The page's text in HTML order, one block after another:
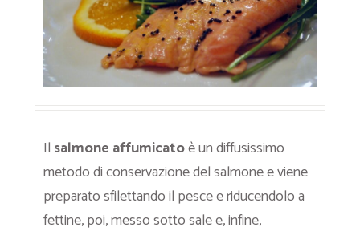
Il salmone affumicatoè un diffusissimo
metodo di conservazione del salmone e viene
preparato sfilettando il pesce e riducendolo a
fettine, poi, messo sotto sale e, infine,